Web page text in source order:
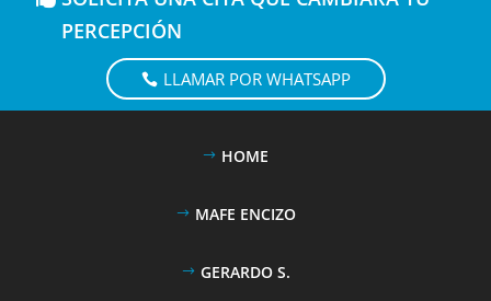
PERCEPCIÓN
LLAMAR POR WHATSAPP
HOME
MAFE ENCIZO
GERARDO S.